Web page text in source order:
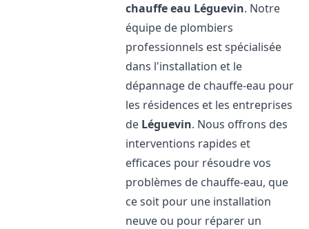
chauffe eau Léguevin. Notre
équipe de plombiers
professionnels est spécialisée
dans l'installation et le
dépannage de chauffe-eau pour
les résidences et les entreprises
de Léguevin. Nous offrons des
interventions rapides et
efficaces pour résoudre vos
problèmes de chauffe-eau, que
ce soit pour une installation
neuve ou pour réparer un